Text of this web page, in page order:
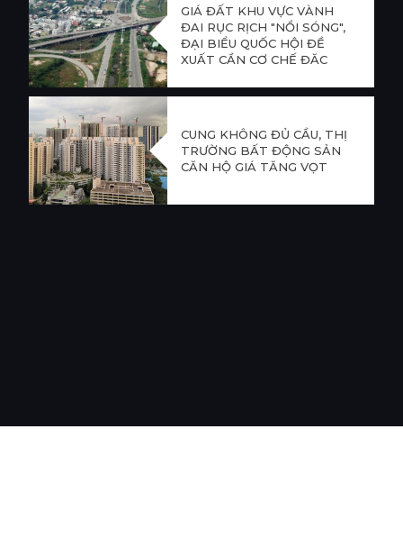
GIÁ ĐẤT KHU VỰC VÀNH
ĐAI RỤC RỊCH "NỔI SÓNG",
ĐẠI BIỂU QUỐC HỘI ĐỀ
XUẤT CẦN CƠ CHẾ ĐẶC
HAI BÊN
CUNG KHÔNG ĐỦ CẦU, THỊ
TRƯỜNG BẤT ĐỘNG SẢN
CĂN HỘ GIÁ TĂNG VỌT